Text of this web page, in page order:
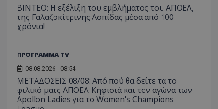
ΒΙΝΤΕΟ: Η εξέλιξη του εμβλήματος του ΑΠΟΕΛ,
της Γαλαζοκίτρινης Ασπίδας μέσα από 100
χρόνια!
ΠΡΟΓΡΑΜΜΑ TV
08.08.2026 - 08:54
ΜΕΤΑΔΟΣΕΙΣ 08/08: Από πού θα δείτε τα το
φιλικό ματς ΑΠΟΕΛ-Κηφισιά και τον αγώνα των
Apollon Ladies για το Women's Champions